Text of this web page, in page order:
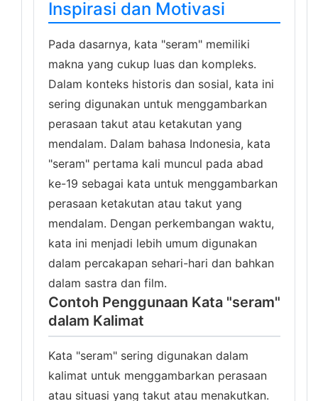
Inspirasi dan Motivasi
Pada dasarnya, kata "seram" memiliki
makna yang cukup luas dan kompleks.
Dalam konteks historis dan sosial, kata ini
sering digunakan untuk menggambarkan
perasaan takut atau ketakutan yang
mendalam. Dalam bahasa Indonesia, kata
"seram" pertama kali muncul pada abad
ke-19 sebagai kata untuk menggambarkan
perasaan ketakutan atau takut yang
mendalam. Dengan perkembangan waktu,
kata ini menjadi lebih umum digunakan
dalam percakapan sehari-hari dan bahkan
dalam sastra dan film.
Contoh Penggunaan Kata "seram"
dalam Kalimat
Kata "seram" sering digunakan dalam
kalimat untuk menggambarkan perasaan
atau situasi yang takut atau menakutkan.